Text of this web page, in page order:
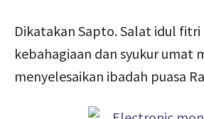
Dikatakan Sapto. Salat idul
kebahagiaan dan syukur umat
menyelesaikan ibadah puasa